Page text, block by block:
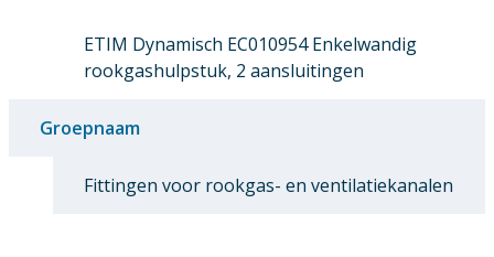
ETIM Dynamisch EC010954 Enkelwandig
rookgashulpstuk, 2 aansluitingen
Groepnaam
Fittingen voor rookgas- en ventilatiekanalen